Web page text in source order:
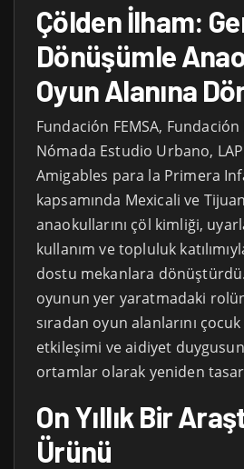
Çölden İlham:
Dönüşümle
Oyun Alanına
Fundación FEMSA,
Nómada Estudio Urbano,
Amigables para la Primera
kapsamında Mexicali ve
anaokullarını çöl kimliği,
kullanım ve topluluk
dostu mekanlara
oyunun yer yaratmadaki
sıradan oyun alanlarını
etkileşimi ve aidiyet
ortamlar olarak yeniden
On Yıllık Bir
Ürünü